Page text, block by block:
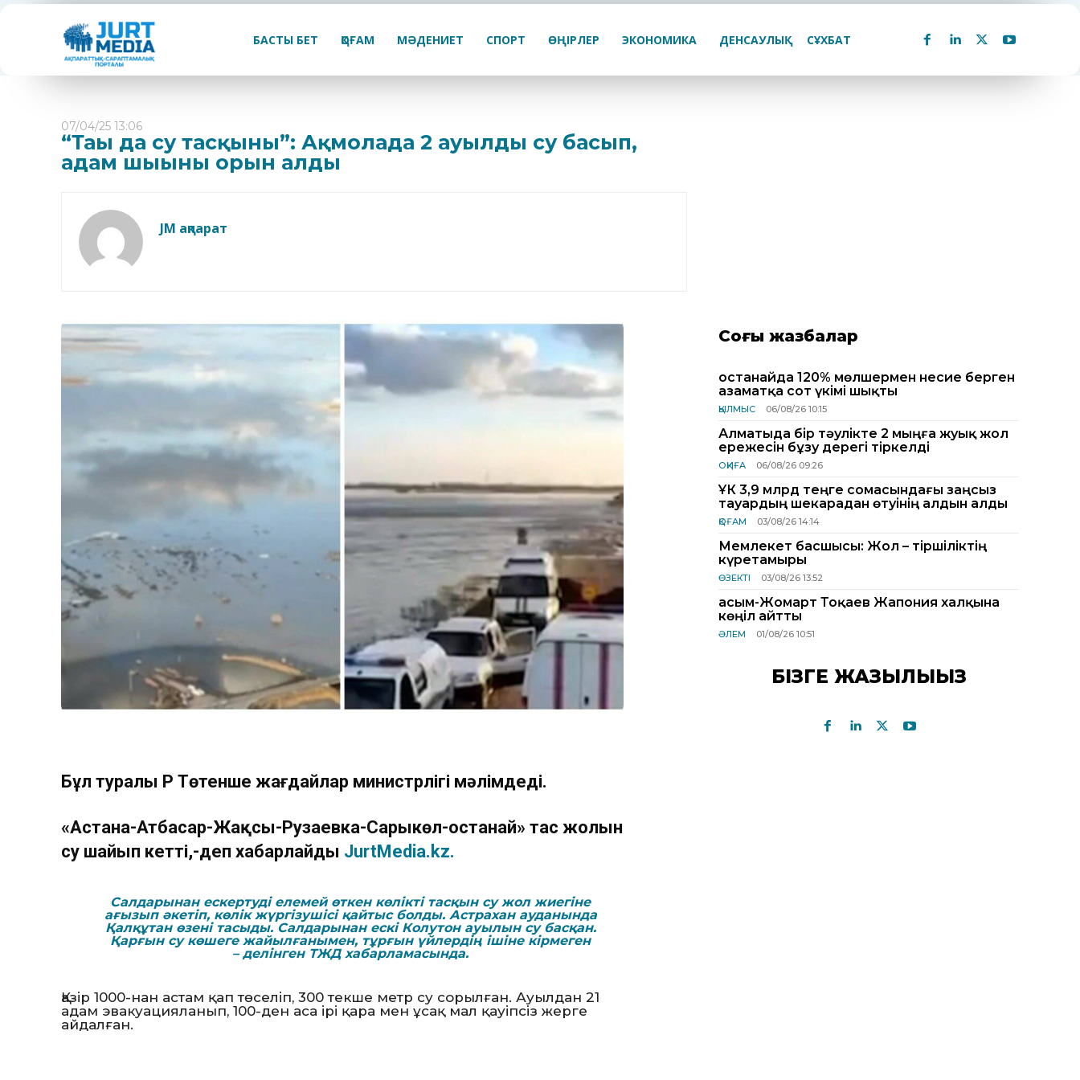
БАСТЫ БЕТ ҚОҒАМ МӘДЕНИЕТ СПОРТ ӨҢІРЛЕР ЭКОНОМИКА ДЕНСАУЛЫҚ СҰХБАТ
07/04/25 13:06
“Тағы да су тасқыны”: Ақмолада 2 ауылды су басып,
адам шығыны орын алды
JM ақпарат
Бұл туралы ҚР Төтенше жағдайлар министрлігі мәлімдеді.
«Астана-Атбасар-Жақсы-Рузаевка-Сарыкөл-Қостанай» тас жолын
су шайып кетті,-деп хабарлайды JurtMedia.kz.
Салдарынан ескертуді елемей өткен көлікті тасқын су жол жиегіне
ағызып әкетіп, көлік жүргізушісі қайтыс болды. Астрахан ауданында
Қалқұтан өзені тасыды. Салдарынан ескі Колутон ауылын су басқан.
Қарғын су көшеге жайылғанымен, тұрғын үйлердің ішіне кірмеген
– делінген ТЖД хабарламасында.
Қазір 1000-нан астам қап төселіп, 300 текше метр су сорылған. Ауылдан 21
адам эвакуацияланып, 100-ден аса ірі қара мен ұсақ мал қауіпсіз жерге
айдалған.
Соңғы жазбалар
Қостанайда 120% мөлшермен несие берген
азаматқа сот үкімі шықты
ҚЫЛМЫС 06/08/26 10:15
Алматыда бір тәулікте 2 мыңға жуық жол
ережесін бұзу дерегі тіркелді
ОҚИҒА 06/08/26 09:26
ҰҚК 3,9 млрд теңге сомасындағы заңсыз
тауардың шекарадан өтуінің алдын алды
ҚОҒАМ 03/08/26 14:14
Мемлекет басшысы: Жол – тіршіліктің
күретамыры
ӨЗЕКТІ 03/08/26 13:52
Қасым-Жомарт Тоқаев Жапония халқына
көңіл айтты
ӘЛЕМ 01/08/26 10:51
БІЗГЕ ЖАЗЫЛЫҢЫЗ